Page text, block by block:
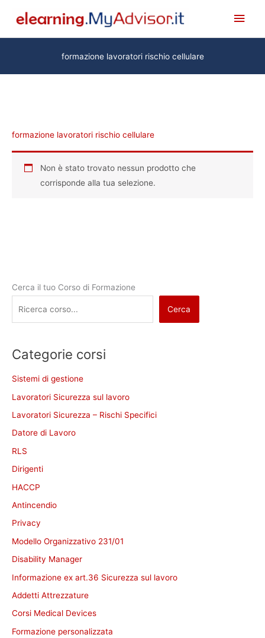
contenuto
formazione lavoratori rischio cellulare
formazione lavoratori rischio cellulare
Non è stato trovato nessun prodotto che
corrisponde alla tua selezione.
Cerca il tuo Corso di Formazione
Cerca
Categorie corsi
Sistemi di gestione
Lavoratori Sicurezza sul lavoro
Lavoratori Sicurezza – Rischi Specifici
Datore di Lavoro
RLS
Dirigenti
HACCP
Antincendio
Privacy
Modello Organizzativo 231/01
Disability Manager
Informazione ex art.36 Sicurezza sul lavoro
Addetti Attrezzature
Corsi Medical Devices
Formazione personalizzata